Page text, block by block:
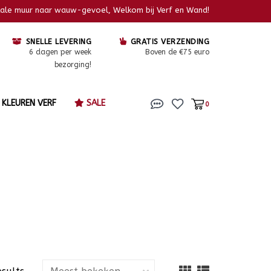
muur naar wauw-gevoel, Welkom bij Verf en Wand!
SNELLE LEVERING
6 dagen per week
bezorging!
GRATIS VERZENDING
Boven de €75 euro
KLEUREN VERF SALE 0